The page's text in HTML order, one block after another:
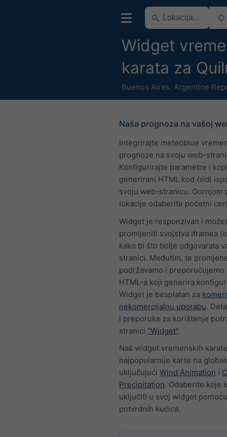
Widget
karata za
Buenos Aires, Argentine
Naša prognoza na vašoj
Integrirajte meteoblue
prognoze na svoju web-
Konfigurirajte parametre i
generirani HTML kod (vidi
svoju web-stranicu. Gornjom
lokacije odaberite početni
Widget je responzivan i
promijeniti svojstva iframea
kako bi što bolje odgovarala
stranici. Međutim, te
podržavamo i
HTML-a koji generira
Widget je besplatan za
nekomercijalnu uporabu.
i preporuke za korištenje
stranici "Widget".
Naš widget vremenskih
najpopularnije karte na
uključujući Wind Animation i
Precipitation. Odaberite koje
uključiti u svoj widget
potvrdnih kućica.